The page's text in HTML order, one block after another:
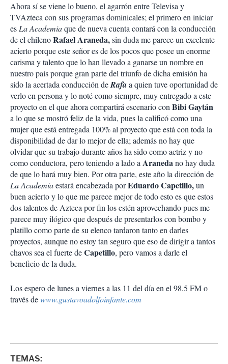
Ahora sí se viene lo bueno, el agarrón entre Televisa y
TVAzteca con sus programas dominicales; el primero en iniciar
es La Academiaque de nueva cuenta contará con la conducción
de el chilenoRafael Araneda,sin duda me parece un excelente
acierto porque este señor es de los pocos que posee un enorme
carisma y talento que lo han llevado a ganarse un nombre en
nuestro país porque gran parte del triunfo de dicha emisión ha
sido la acertada conducción deRafaa quien tuve oportunidad de
verlo en persona y lo noté como siempre, muy entregado a este
proyecto en el que ahora compartirá escenario con Bibi Gaytán
a lo que se mostró feliz de la vida, pues la calificó como una
mujer que está entregada 100% al proyecto que está con toda la
disponibilidad de dar lo mejor de ella; además no hay que
olvidar que su trabajo durante años ha sido como actriz y no
como conductora, pero teniendo a lado a Aranedano hay duda
de que lo hará muy bien. Por otra parte, este año la dirección de
La Academiaestará encabezada porEduardo Capetillo,un
buen acierto y lo que me parece mejor de todo esto es que estos
dos talentos de Azteca por fin los estén aprovechando pues me
parece muy ilógico que después de presentarlos con bombo y
platillo como parte de su elenco tardaron tanto en darles
proyectos, aunque no estoy tan seguro que eso de dirigir a tantos
chavos sea el fuerte deCapetillo, pero vamos a darle el
beneficio de la duda.
Los espero de lunes a viernes a las 11 del día en el 98.5 FM o
través dewww.gustavoadolfoinfante.com
TEMAS: